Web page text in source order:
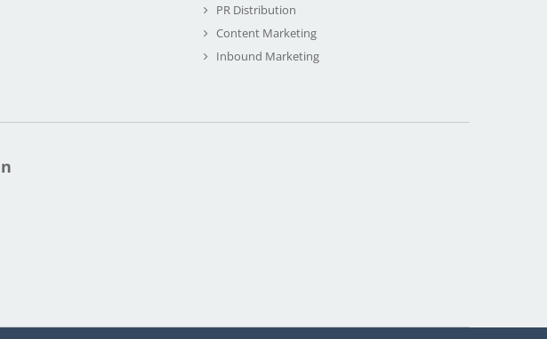
PR Distribution
Content Marketing
Inbound Marketing